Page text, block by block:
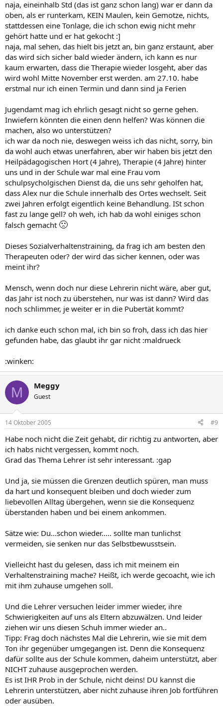
naja, eineinhalb Std (das ist ganz schon lang) war er dann da
oben, als er runterkam, KEIN Maulen, kein Gemotze, nichts,
stattdessen eine Tonlage, die ich schon ewig nicht mehr
gehört hatte und er hat gekocht :]
naja, mal sehen, das hielt bis jetzt an, bin ganz erstaunt, aber
das wird sich sicher bald wieder ändern, ich kann es nur
kaum erwarten, dass die Therapie wieder losgeht, aber das
wird wohl Mitte November erst werden. am 27.10. habe
erstmal nur ich einen Termin und dann sind ja Ferien
Jugendamt mag ich ehrlich gesagt nicht so gerne gehen.
Inwiefern könnten die einen denn helfen? Was können die
machen, also wo unterstützen?
ich war da noch nie, deswegen weiss ich das nicht, sorry, bin
da wohl auch etwas unerfahren, aber wir haben bis jetzt den
Heilpädagogischen Hort (4 Jahre), Therapie (4 Jahre) hinter
uns und in der Schule war mal eine Frau vom
schulpsycholgischen Dienst da, die uns sehr geholfen hat,
dass Alex nur die Schule innerhalb des Ortes wechselt. Seit
zwei Jahren erfolgt eigentlich keine Behandlung. ISt schon
fast zu lange gell? oh weh, ich hab da wohl einiges schon
falsch gemacht 🙁
Dieses Sozialverhaltenstraining, da frag ich am besten den
Therapeuten oder? der wird das sicher kennen, oder was
meint ihr?
Mensch, wenn doch nur diese Lehrerin nicht wäre, aber gut,
das Jahr ist noch zu überstehen, nur was ist dann? Wird das
noch schlimmer, je weiter er in die Pubertät kommt?
ich danke euch schon mal, ich bin so froh, dass ich das hier
gefunden habe, das glaubt ihr gar nicht :maldrueck
:winken:
M Meggy
Guest
14 Oktober 2005 #9
Habe noch nicht die Zeit gehabt, dir richtig zu antworten, aber
ich habs nicht vergessen, kommt noch.
Grad das Thema Lehrer ist sehr interessant. :gap
Und ja, sie müssen die Grenzen deutlich spüren, man muss
da hart und konsequent bleiben und doch wieder zum
liebevollen Alltag übergehen, wenn sie die Konsequenz
überstanden haben und bei einem ankommen.
Sätze wie: Du...schon wieder..... sollte man tunlichst
vermeiden, sie senken nur das Selbstbewusstsein.
Vielleicht hast du gelesen, dass ich mit meinem ein
Verhaltenstraining mache? Heißt, ich werde gecoacht, wie ich
mit ihm zuhause umgehen soll.
Und die Lehrer versuchen leider immer wieder, ihre
Schwierigkeiten auf uns als Eltern abzuwälzen. Und leider
ziehen wir uns diesen Schuh immer wieder an..
Tipp: Frag doch nächstes Mal die Lehrerin, wie sie mit dem
Ton ihr gegenüber umgegangen ist. Denn die Konsequenz
dafür sollte aus der Schule kommen, daheim unterstützt, aber
NICHT zuhause ausgeprochen werden.
Es ist IHR Prob in der Schule, nicht deins! DU kannst die
Lehrerin unterstützen, aber nicht zuhause ihren Job fortführen
oder ausüben.